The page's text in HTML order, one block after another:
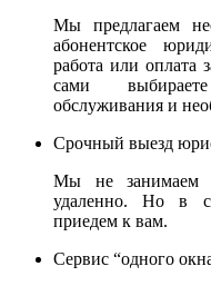
Мы предлагаем
абонентское
работа или
сами
обслуживания и
Срочный выезд
Мы не занимаем
удаленно. Но в
приедем к вам.
Сервис “одного